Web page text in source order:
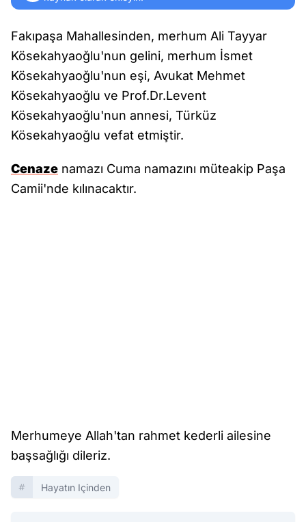
Fakıpaşa Mahallesinden, merhum Ali Tayyar
Kösekahyaoğlu'nun gelini, merhum İsmet
Kösekahyaoğlu'nun eşi, Avukat Mehmet
Kösekahyaoğlu ve Prof.Dr.Levent
Kösekahyaoğlu'nun annesi, Türküz
Kösekahyaoğlu vefat etmiştir.
Cenaze namazı Cuma namazını müteakip Paşa
Camii'nde kılınacaktır.
Merhumeye Allah'tan rahmet kederli ailesine
başsağlığı dileriz.
Hayatın Içinden